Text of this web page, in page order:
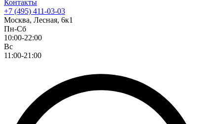
Контакты
+7 (495) 411-03-03
Москва, Лесная, 6к1
Пн-Сб
10:00-22:00
Вс
11:00-21:00